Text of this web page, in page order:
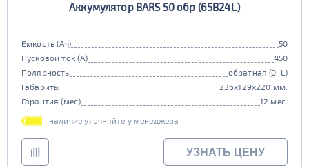
Аккумулятор BARS 50 обр (65B24L)
Емкость (Ач)
50
Пусковой ток (А)
450
Полярность
обратная (0, L)
Габариты
236x129x220 мм.
Гарантия (мес)
12 мес.
наличие уточняйте у менеджера
УЗНАТЬ ЦЕНУ